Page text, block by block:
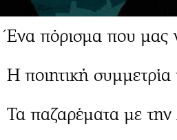
Ένα πόρισμα που μας
Η ποιητική συμμετρία
Τα παζαρέματα με την